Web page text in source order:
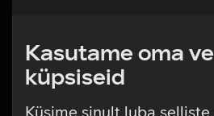
Kasutame oma
küpsiseid
Küsime sinult luba